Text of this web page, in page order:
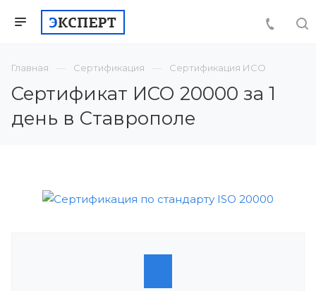
Главная Сертификация Сертификация ИСО
Сертификат ИСО 20000 за 1
день в Ставрополе